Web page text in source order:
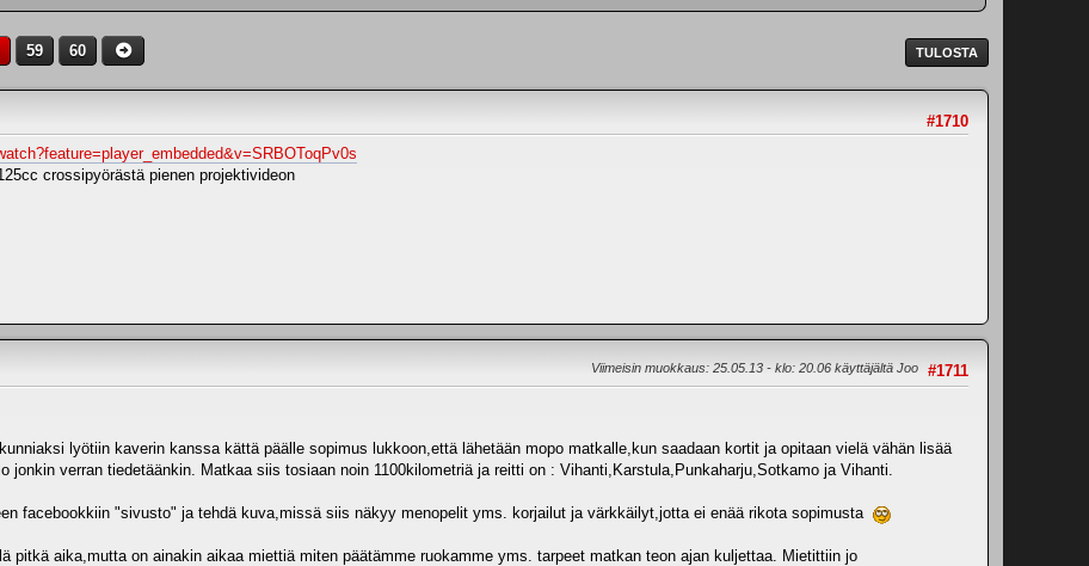
TULOSTA
59 60
#1710
crossipyörästä pienen projektivideon
#1711
Viimeisin muokkaus: 25.05.13 - klo: 20.06 käyttäjältä Joo
lyötiin kaverin kanssa kättä päälle sopimus lukkoon,että lähetään mopo matkalle,kun saadaan kortit ja opitaan vielä vähän lisää
jonkin verran tiedetäänkin. Matkaa siis tosiaan noin 1100kilometriä ja reitti on : Vihanti,Karstula,Punkaharju,Sotkamo ja Vihanti.
facebookkiin "sivusto" ja tehdä kuva,missä siis näkyy menopelit yms. korjailut ja värkkäilyt,jotta ei enää rikota sopimusta
pitkä aika,mutta on ainakin aikaa miettiä miten päätämme ruokamme yms. tarpeet matkan teon ajan kuljettaa. Mietittiin jo